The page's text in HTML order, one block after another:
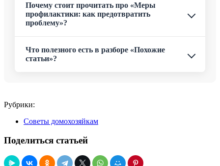
Почему стоит прочитать про «Меры
профилактики: как предотвратить
проблему»?
Что полезного есть в разборе «Похожие
статьи»?
Рубрики:
Советы домохозяйкам
Поделиться статьей